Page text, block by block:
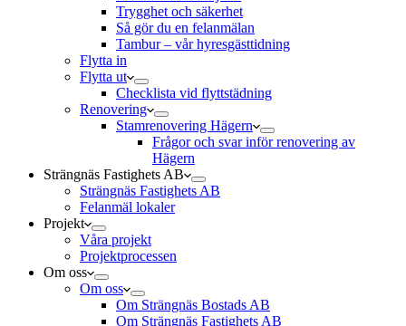
Trygghet och säkerhet
Så gör du en felanmälan
Tambur – vår hyresgästtidning
Flytta in
Flytta ut
Checklista vid flyttstädning
Renovering
Stamrenovering Hägern
Frågor och svar inför renovering av
Hägern
Strängnäs Fastighets AB
Strängnäs Fastighets AB
Felanmäl lokaler
Projekt
Våra projekt
Projektprocessen
Om oss
Om oss
Om Strängnäs Bostads AB
Om Strängnäs Fastighets AB